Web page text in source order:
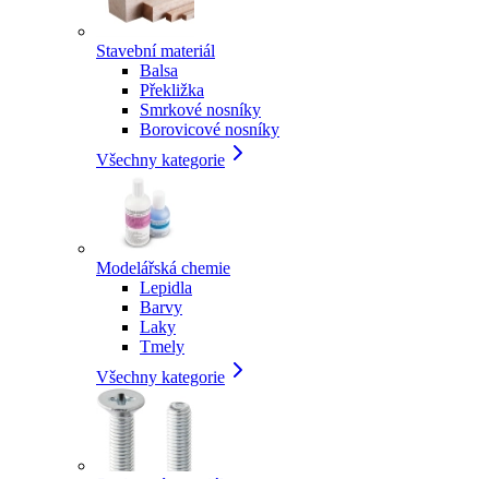
Stavební materiál
Balsa
Překližka
Smrkové nosníky
Borovicové nosníky
Všechny kategorie
Modelářská chemie
Lepidla
Barvy
Laky
Tmely
Všechny kategorie